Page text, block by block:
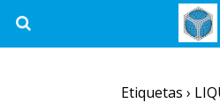
Etiquetas ›